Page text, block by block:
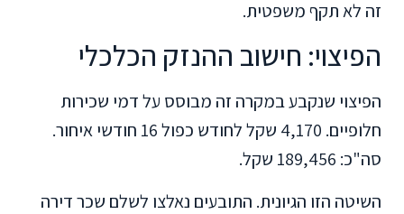
זה לא תקף משפטית.
הפיצוי: חישוב ההנזק הכלכלי
הפיצוי שנקבע במקרה זה מבוסס על דמי שכירות
חלופיים. 4,170 שקל לחודש כפול 16 חודשי איחור.
סה"כ: 189,456 שקל.
השיטה הזו הגיונית. התובעים נאלצו לשלם שכר דירה